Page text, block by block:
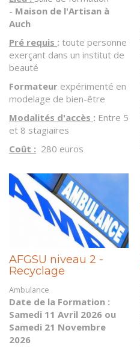
- Maison de l'Artisan à
Auch
Pré requis : toute personne
exerçant dans un institut de
beauté
Formateur expérimenté en
modelage de bien-être
Modalités d'accès : Entre 5
et 8 stagiaires
Coût : 280 euros
AFGSU niveau 2 -
Recyclage
Ambulance
Date de la Formation :
Samedi 11 Avril 2026 ou
Samedi 21 Novembre
2026